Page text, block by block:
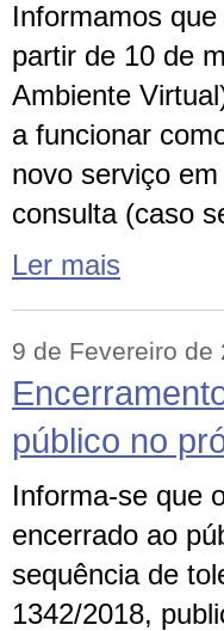
Informamos
partir de 10 de
Ambiente
a funcionar
novo serviço
consulta (caso
Ler mais
9 de Fevereiro de
público no
Informa-se que
encerrado ao
sequência de
1342/2018,